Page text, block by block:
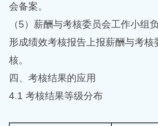
会备案。
（5）薪酬与考核委员会工作小组
形成绩效考核报告上报薪酬与考
核。
四、考核结果的应用
4.1 考核结果等级分布